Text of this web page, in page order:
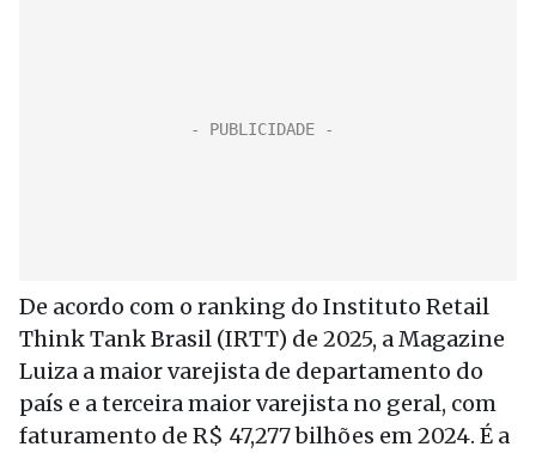
De acordo com o ranking do Instituto Retail
Think Tank Brasil (IRTT) de 2025, a Magazine
Luiza a maior varejista de departamento do
país e a terceira maior varejista no geral, com
faturamento de R$ 47,277 bilhões em 2024. É a